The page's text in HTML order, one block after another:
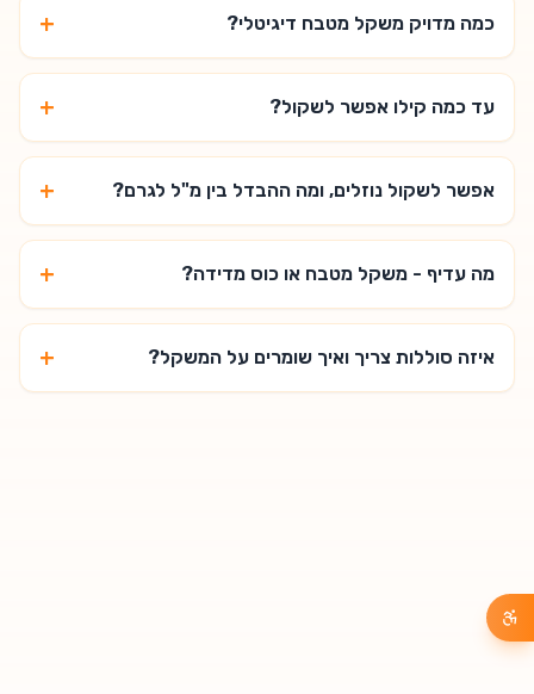
כמה מדויק משקל מטבח דיגיטלי? +
עד כמה קילו אפשר לשקול? +
אפשר לשקול נוזלים, ומה ההבדל בין מ"ל לגרם? +
מה עדיף - משקל מטבח או כוס מדידה? +
איזה סוללות צריך ואיך שומרים על המשקל? +